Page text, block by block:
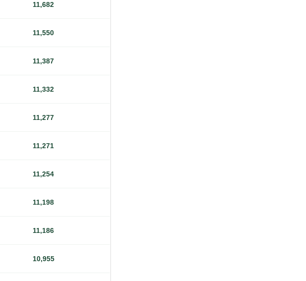
11,682
11,550
11,387
11,332
11,277
11,271
11,254
11,198
11,186
10,955